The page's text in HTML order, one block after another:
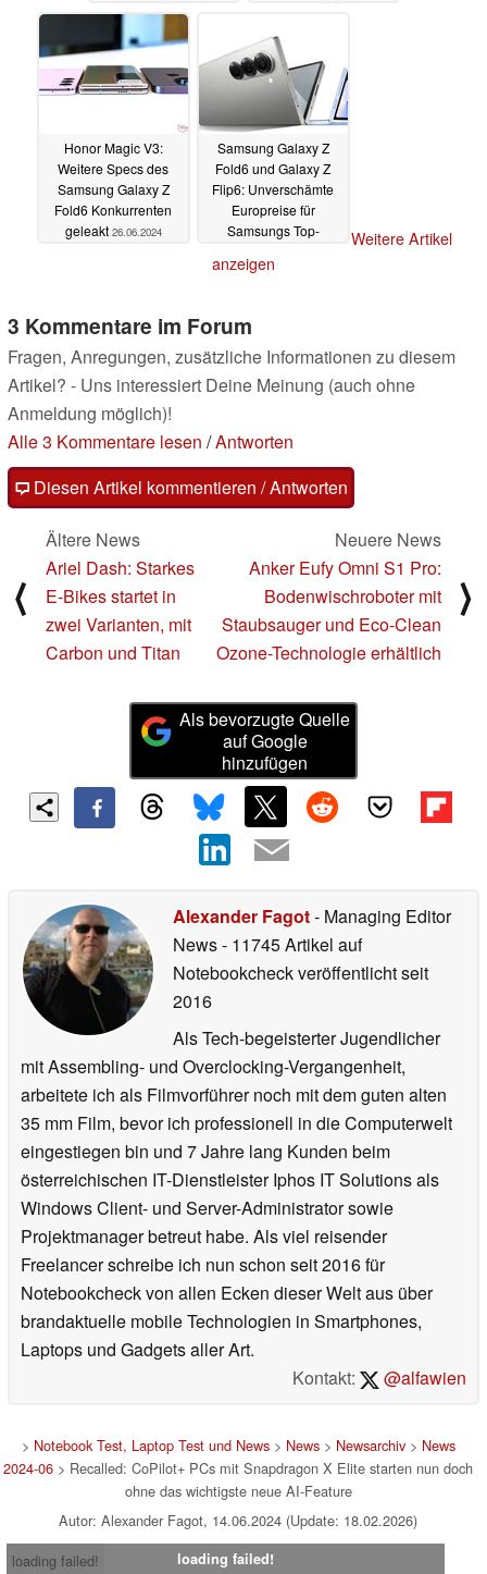
Honor Magic V3:
Weitere Specs des
Samsung Galaxy Z
Fold6 Konkurrenten
geleakt 26.06.2024
Samsung Galaxy Z
Fold6 und Galaxy Z
Flip6: Unverschämte
Europreise für
Samsungs Top-
26.06.2024
Weitere Artikel
anzeigen
3 Kommentare im Forum
Fragen, Anregungen, zusätzliche Informationen zu diesem
Artikel? - Uns interessiert Deine Meinung (auch ohne
Anmeldung möglich)!
Alle 3 Kommentare lesen /Antworten
Diesen Artikel kommentieren / Antworten
⟨
Ältere News
Ariel Dash: Starkes
E-Bikes startet in
zwei Varianten, mit
Carbon und Titan
Neuere News
Anker Eufy Omni S1 Pro:
Bodenwischroboter mit
Staubsauger und Eco-Clean
Ozone-Technologie erhältlich
⟩
Als bevorzugte Quelle
auf Google
hinzufügen
Alexander Fagot- Managing Editor
News- 11745 Artikel auf
Notebookcheck veröffentlichtseit
2016
Als Tech-begeisterter Jugendlicher
mit Assembling- und Overclocking-Vergangenheit,
arbeitete ich als Filmvorführer noch mit dem guten alten
35 mm Film, bevor ich professionell in die Computerwelt
eingestiegen bin und 7 Jahre lang Kunden beim
österreichischen IT-Dienstleister Iphos IT Solutions als
Windows Client- und Server-Administrator sowie
Projektmanager betreut habe. Als viel reisender
Freelancer schreibe ich nun schon seit 2016 für
Notebookcheck von allen Ecken dieser Welt aus über
brandaktuelle mobile Technologien in Smartphones,
Laptops und Gadgets aller Art.
Kontakt:
@alfawien
> Notebook Test, Laptop Test und News> News> Newsarchiv> News
2024-06 > Recalled: CoPilot+ PCs mit Snapdragon X Elite starten nun doch
ohne das wichtigste neue AI-Feature
Autor: Alexander Fagot, 14.06.2024 (Update: 18.02.2026)
loading failed!
loading failed!